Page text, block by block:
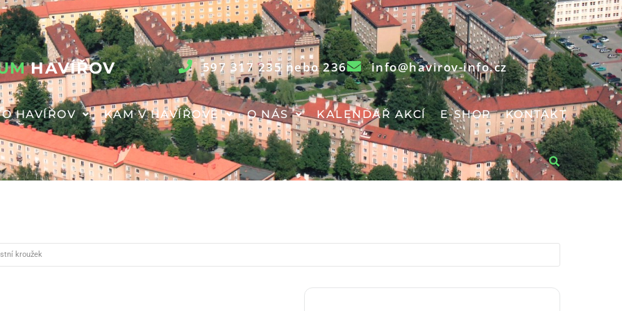
HAVÍŘOV 597 317 235 nebo 236 info@havirov-info.cz
HAVÍŘOV KAM V HAVÍŘOVĚ O NÁS KALENDÁŘ AKCÍ E-SHOP KONTAKT
kroužek